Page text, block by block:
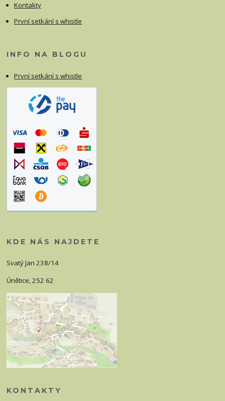
Kontakty
První setkání s whistle
INFO NA BLOGU
První setkání s whistle
KDE NÁS NAJDETE
Svatý Jan 238/14
Únětice, 252 62
KONTAKTY